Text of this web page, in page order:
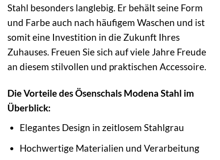
Stahl besonders langlebig. Er behält seine Form
und Farbe auch nach häufigem Waschen und ist
somit eine Investition in die Zukunft Ihres
Zuhauses. Freuen Sie sich auf viele Jahre Freude
an diesem stilvollen und praktischen Accessoire.
Die Vorteile des Ösenschals Modena Stahl im
Überblick:
Elegantes Design in zeitlosem Stahlgrau
Hochwertige Materialien und Verarbeitung